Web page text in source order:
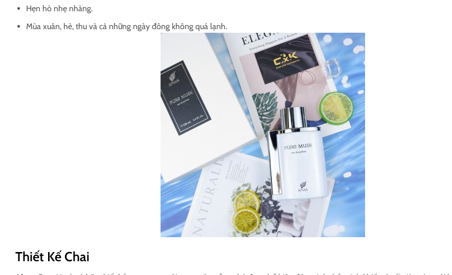
Hẹn hò nhẹ nhàng.
Mùa xuân, hè, thu và cả những ngày đông không quá lạnh.
Thiết Kế Chai